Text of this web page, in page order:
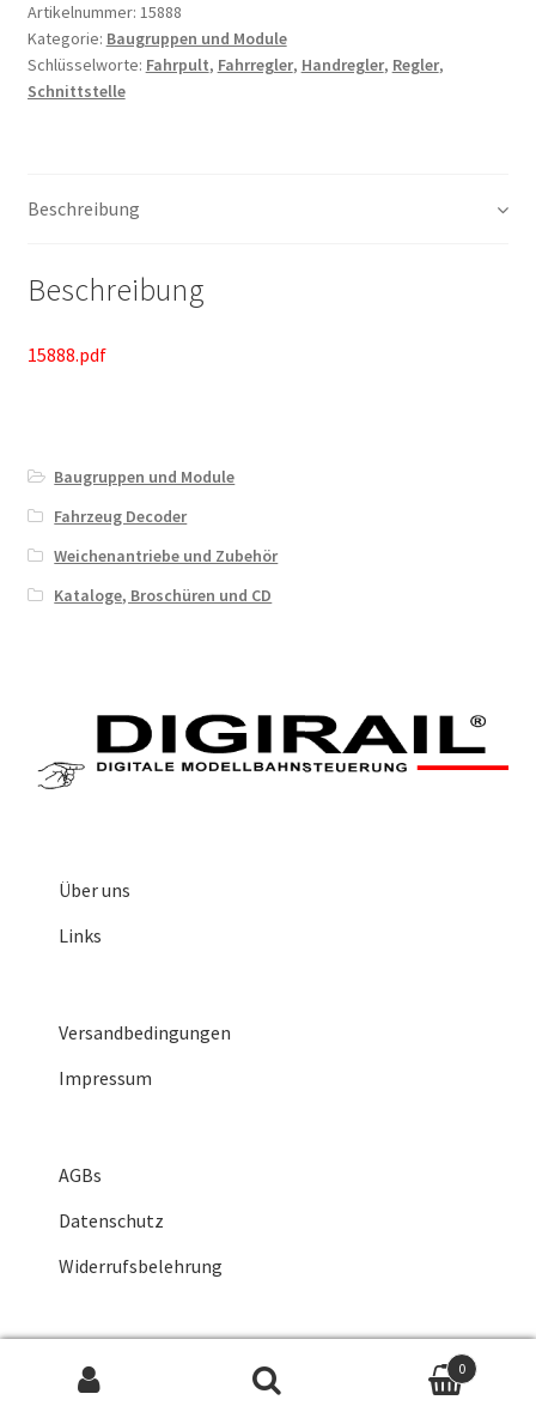
Artikelnummer: 15888
Kategorie: Baugruppen und Module
Schlüsselworte: Fahrpult, Fahrregler, Handregler, Regler,
Schnittstelle
Beschreibung
Beschreibung
15888.pdf
Baugruppen und Module
Fahrzeug Decoder
Weichenantriebe und Zubehör
Kataloge, Broschüren und CD
Über uns
Links
Versandbedingungen
Impressum
AGBs
Datenschutz
Widerrufsbelehrung
Suche nach:
0